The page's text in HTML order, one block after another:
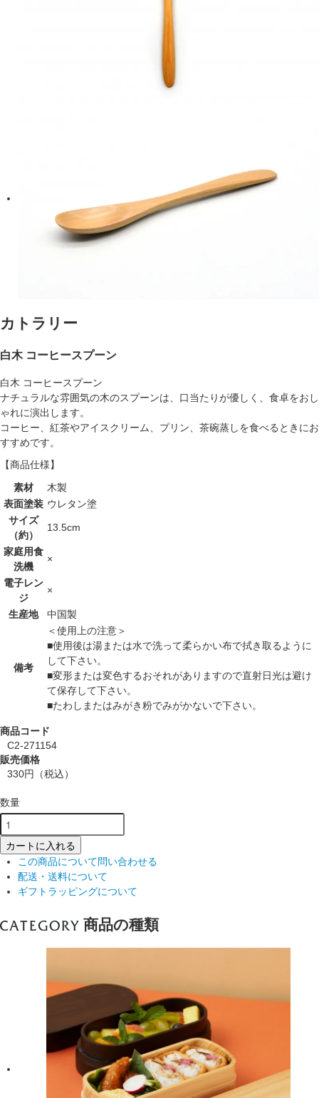
カトラリー
白木 コーヒースプーン
白木 コーヒースプーン
ナチュラルな雰囲気の木のスプーンは、口当たりが優しく、食卓をおし
ゃれに演出します。
コーヒー、紅茶やアイスクリーム、プリン、茶碗蒸しを食べるときにお
すすめです。
【商品仕様】
素材
木製
表面塗装 ウレタン塗
サイズ
（約）
13.5cm
家庭用食
洗機
×
電子レン
ジ
×
生産地 中国製
備考
＜使用上の注意＞
■使用後は湯または水で洗って柔らかい布で拭き取るように
して下さい。
■変形または変色するおそれがありますので直射日光は避け
て保存して下さい。
■たわしまたはみがき粉でみがかないで下さい。
商品コード
C2-271154
販売価格
330円
（税込）
数量
カートに入れる
この商品について問い合わせる
配送・送料について
ギフトラッピングについて
商品の種類